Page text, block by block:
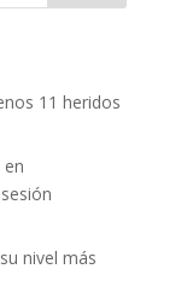
11 heridos
nivel más